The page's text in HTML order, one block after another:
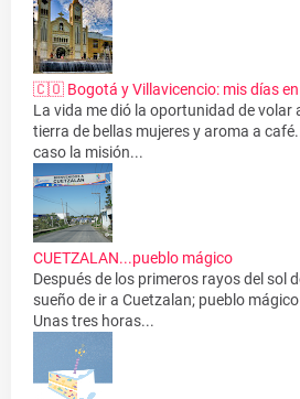
🇨🇴 Bogotá y Villavicencio: mis días en
La vida me dió la oportunidad de volar
tierra de bellas mujeres y aroma a
caso la misión...
CUETZALAN...pueblo mágico
Después de los primeros rayos del sol
sueño de ir a Cuetzalan; pueblo
Unas tres horas...